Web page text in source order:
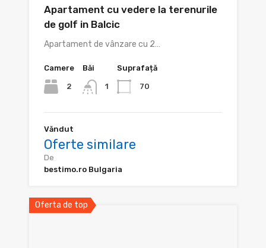
Apartament cu vedere la terenurile
de golf in Balcic
Apartament de vânzare cu 2…
Camere
2
Băi
1
Suprafață
70
Văndut
Oferte similare
De
bestimo.ro Bulgaria
Oferta de top